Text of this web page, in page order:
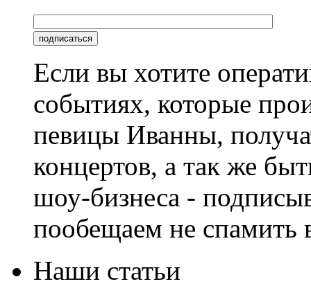
Если вы хотите
событиях, которые
певицы Иванны,
концертов, а так же
шоу-бизнеса -
пообещаем не спамить
Наши статьи